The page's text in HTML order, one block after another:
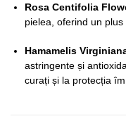
Rosa Centifolia
pielea, oferind un
Hamamelis
astringente și
curați și la protecția